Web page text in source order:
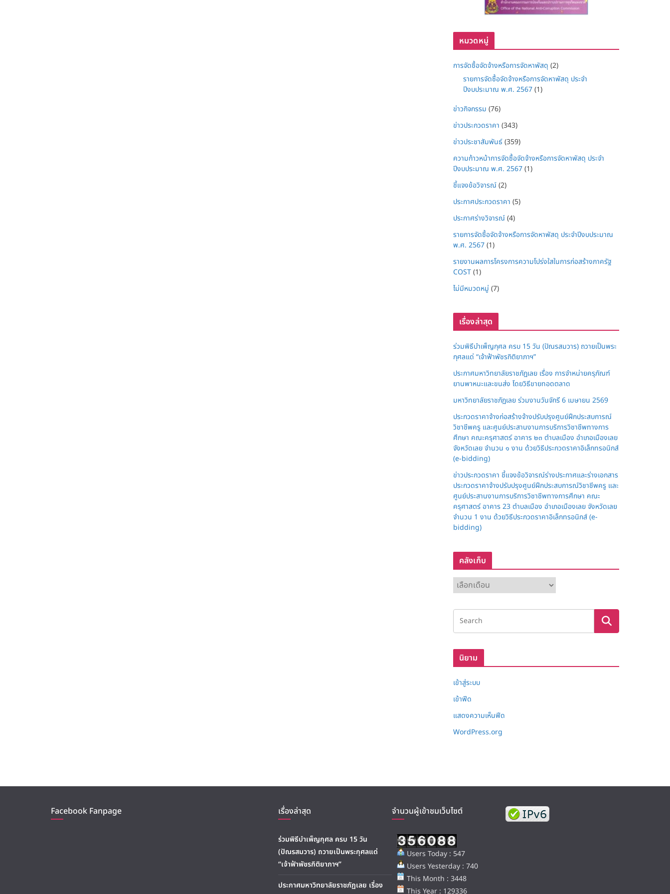
หมวดหมู่
การจัดซื้อจัดจ้างหรือการจัดหาพัสดุ (2)
รายการจัดซื้อจัดจ้างหรือการจัดหาพัสดุ ประจำ
ปีงบประมาณ พ.ศ. 2567(1)
ข่าวกิจกรรม (76)
ข่าวประกวดราคา (343)
ข่าวประชาสัมพันธ์(359)
ความก้าวหน้าการจัดซื้อจัดจ้างหรือการจัดหาพัสดุ ประจำ
ปีงบประมาณ พ.ศ. 2567(1)
ชี้แจงข้อวิจารณ์(2)
ประกาศประกวดราคา (5)
ประกาศร่างวิจารณ์(4)
รายการจัดซื้อจัดจ้างหรือการจัดหาพัสดุ ประจำปีงบประมาณ
พ.ศ. 2567(1)
รายงานผลการโครงการความโปร่งใสในการก่อสร้างภาครัฐ
COST(1)
ไม่มีหมวดหมู่ (7)
เรื่องล่าสุด
ร่วมพิธีบำเพ็ญกุศล ครบ 15 วัน (ปัณรสมวาร) ถวายเป็นพระ
กุศลแด่ “เจ้าฟ้าพัชรกิติยาภาฯ”
ประกาศมหาวิทยาลัยราชภัฏเลย เรื่อง การจำหน่ายครุภัณฑ์
ยานพาหนะและขนส่ง โดยวิธีขายทอดตลาด
มหาวิทยาลัยราชภัฏเลย ร่วมงานวันจักรี 6 เมษายน 2569
ประกวดราคาจ้างก่อสร้างจ้างปรับปรุงศูนย์ฝึกประสบการณ์
วิชาชีพครู และศูนย์ประสานงานการบริการวิชาชีพทางการ
ศึกษา คณะครุศาสตร์ อาคาร ๒๓ ตำบลเมือง อำเภอเมืองเลย
จังหวัดเลย จำนวน ๑ งาน ด้วยวิธีประกวดราคาอิเล็กทรอนิกส์
(e-bidding)
ข่าวประกวดราคา ชี้แจงข้อวิจารณ์ร่างประกาศและร่างเอกสาร
ประกวดราคาจ้างปรับปรุงศูนย์ฝึกประสบการณ์วิชาชีพครู และ
ศูนย์ประสานงานการบริการวิชาชีพทางการศึกษา คณะ
ครุศาสตร์ อาคาร 23 ตำบลเมือง อำเภอเมืองเลย จังหวัดเลย
จำนวน 1 งาน ด้วยวิธีประกวดราคาอิเล็กทรอนิกส์ (e-
bidding)
คลังเก็บ
ลั
ง
ก็
นิยาม
เข้าสู่ระบบ
เข้าฟีด
แสดงความเห็นฟีด
WordPress.org
Facebook Fanpage เรื่องล่าสุด
ร่วมพิธีบำเพ็ญกุศล ครบ 15 วัน
(ปัณรสมวาร) ถวายเป็นพระกุศลแด่
“เจ้าฟ้าพัชรกิติยาภาฯ”
ประกาศมหาวิทยาลัยราชภัฏเลย เรื่อง
จำนวนผู้เข้าชมเว็บไซต์
Users Today : 547
Users Yesterday : 740
This Month : 3448
This Year : 129336